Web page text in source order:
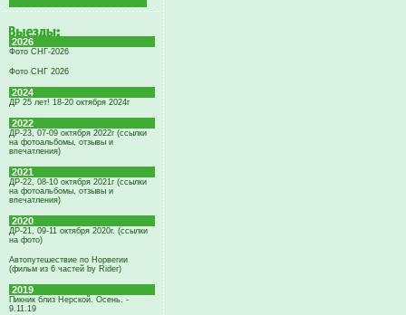
2026
Фото СНГ-2026
Фото СНГ 2026
2024
ДР 25 лет! 18-20 октября 2024г
2022
ДР-23, 07-09 октября 2022г (ссылки
на фотоальбомы, отзывы и
впечатления)
2021
ДР-22, 08-10 октября 2021г (ссылки
на фотоальбомы, отзывы и
впечатления)
2020
ДР-21, 09-11 октября 2020г. (ссылки
на фото)
Автопутешествие по Норвегии
(фильм из 6 частей by Rider)
2019
Пикник близ Нерской. Осень. -
9.11.19